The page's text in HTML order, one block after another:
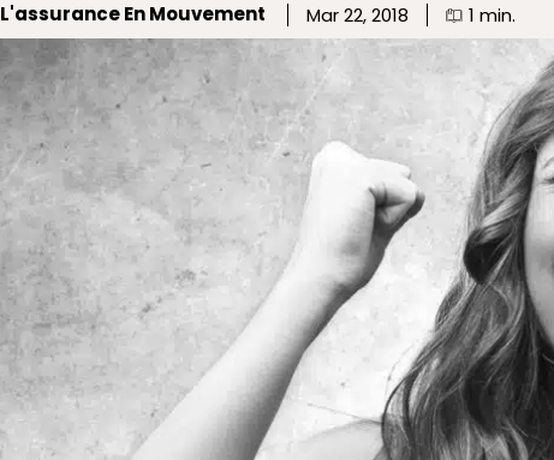
L'assurance En Mouvement Mar 22, 2018 1 min.